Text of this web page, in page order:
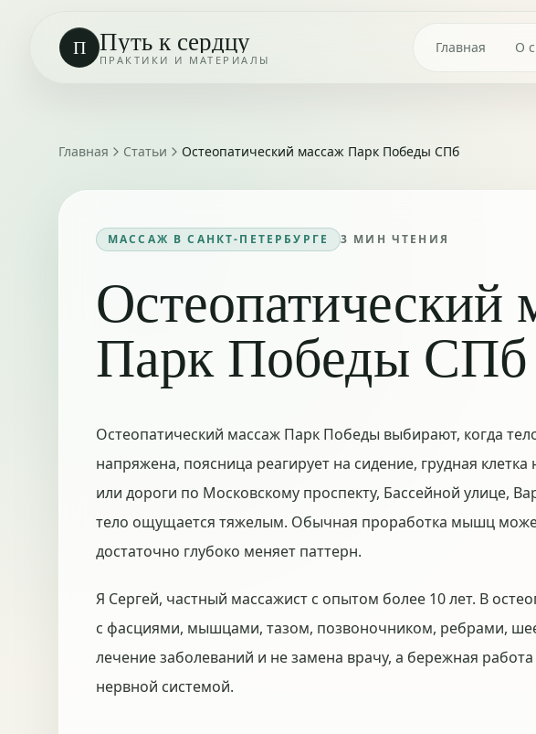
П Путь к сердцу
ПРАКТИКИ И МАТЕРИАЛЫ
Главная О
Главная Статьи Остеопатический массаж Парк Победы СПб
МАССАЖ В САНКТ-ПЕТЕРБУРГЕ 3 МИН ЧТЕНИЯ
Остеопатический
Парк Победы СПб
Остеопатический массаж Парк Победы выбирают, когда
напряжена, поясница реагирует на сидение, грудная клетка
или дороги по Московскому проспекту, Бассейной улице,
тело ощущается тяжелым. Обычная проработка мышц
достаточно глубоко меняет паттерн.
Я Сергей, частный массажист с опытом более 10 лет. В
с фасциями, мышцами, тазом, позвоночником, ребрами,
лечение заболеваний и не замена врачу, а бережная
нервной системой.